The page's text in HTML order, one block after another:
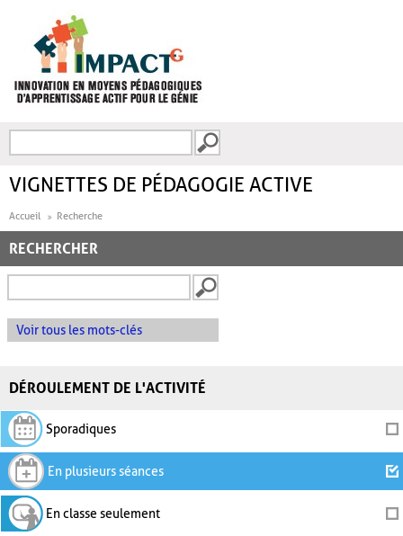
FORMULAIRE DE
VIGNETTES DE PÉDAGOGIE ACTIVE
Accueil Recherche
RECHERCHER
Voir tous les mots-clés
DÉROULEMENT DE L'ACTIVITÉ
Sporadiques
En plusieurs séances
En classe seulement